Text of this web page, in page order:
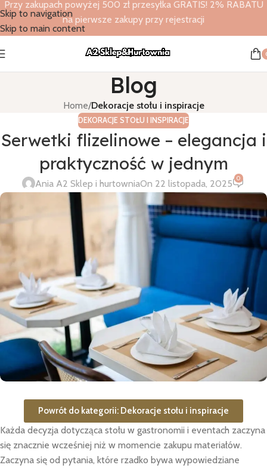
Skip to navigation
Skip to main content
Przy zakupach powyżej 500 zł przesyłka GRATIS! 2% RABATU
na pierwsze zakupy przy rejestracji
Blog
Home/Dekoracje stołu i inspiracje
DEKORACJE STOŁU I INSPIRACJE
Serwetki flizelinowe – elegancja i
praktyczność w jednym
Ania A2 Sklep i hurtowniaOn 22 listopada, 2025 0
Powrót do kategorii: Dekoracje stołu i inspiracje
Każda decyzja dotycząca stołu w gastronomii i eventach zaczyna
się znacznie wcześniej niż w momencie zakupu materiałów.
Zaczyna się od pytania, które rzadko bywa wypowiedziane